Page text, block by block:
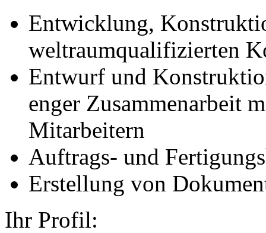
Entwicklung,
weltraumqualifizierten
Entwurf und
enger Zusammenarbeit
Mitarbeitern
Auftrags- und
Erstellung von
Ihr Profil: